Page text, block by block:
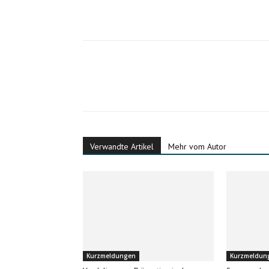
Verwandte Artikel Mehr vom Autor
Kurzmeldungen